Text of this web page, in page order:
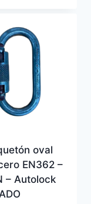
oval
EN362 –
– Autolock